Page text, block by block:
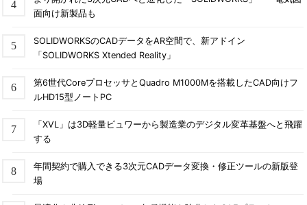
面向け新製品も
SOLIDWORKSのCADデータをAR空間で、新アドイン
「SOLIDWORKS Xtended Reality」
第6世代CoreプロセッサとQuadro M1000Mを搭載したCAD向けフ
ルHD15型ノートPC
「XVL」は3D軽量ビュワーから製造業のデジタル変革基盤へと飛躍
する
年間契約で購入できる3次元CADデータ変換・修正ツールの新版登
場